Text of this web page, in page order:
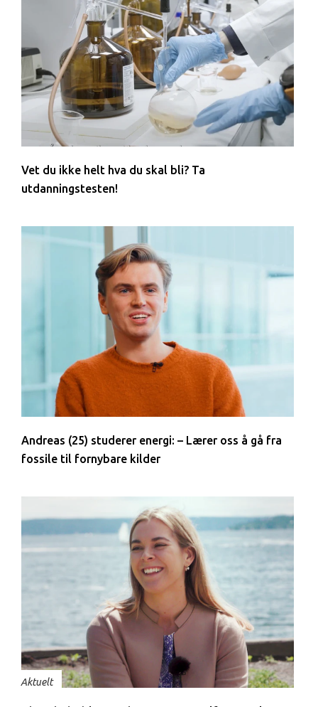
Vet du ikke helt hva du skal bli? Ta
utdanningstesten!
Andreas (25) studerer energi: – Lærer oss å gå fra
fossile til fornybare kilder
Aktuelt